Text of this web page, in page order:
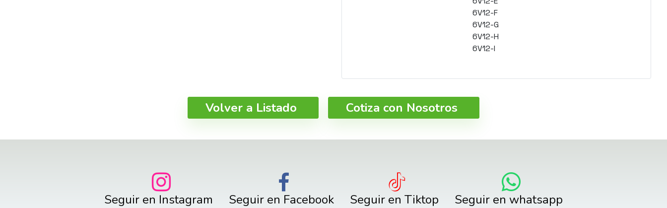
6V12-F
6V12-G
6V12-H
6V12-I
Volver a Listado Cotiza con Nosotros
Seguir en Instagram Seguir en Facebook Seguir en Tiktop Seguir en whatsapp